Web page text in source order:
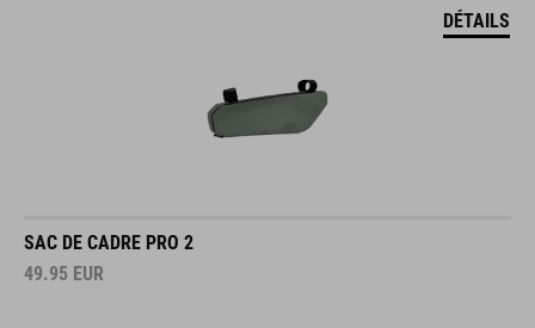
DÉTAILS
SAC DE CADRE PRO 2
49.95 EUR